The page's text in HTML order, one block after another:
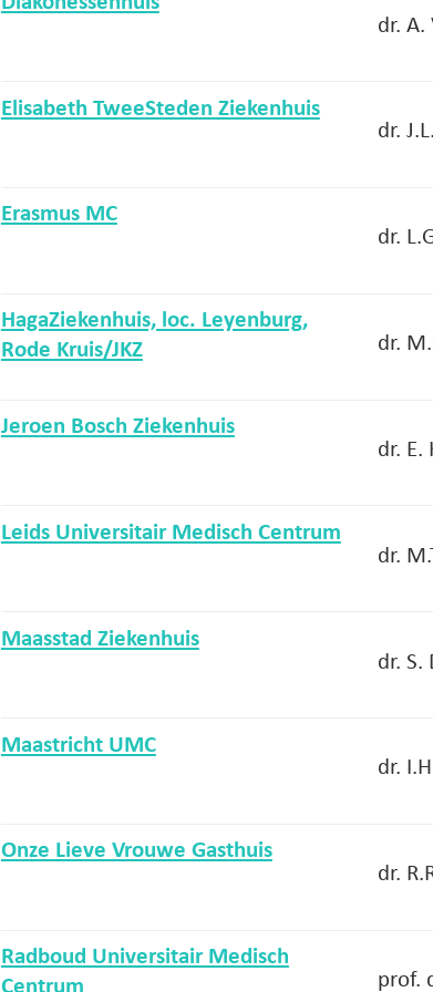
Maand waarin cursus doorgaans
Maand waarin inschrijving doorgaans
Aantal beschikbare plaatsen per cursus:
dr. A.
Elisabeth TweeSteden Ziekenhuis
dr.
Erasmus MC
dr.
HagaZiekenhuis, loc. Leyenburg,
Rode Kruis/JKZ
dr.
Jeroen Bosch Ziekenhuis
dr. E.
Leids Universitair Medisch Centrum
dr.
Maasstad Ziekenhuis
dr. S.
Maastricht UMC
dr.
Onze Lieve Vrouwe Gasthuis
dr.
Radboud Universitair Medisch
Centrum
prof.